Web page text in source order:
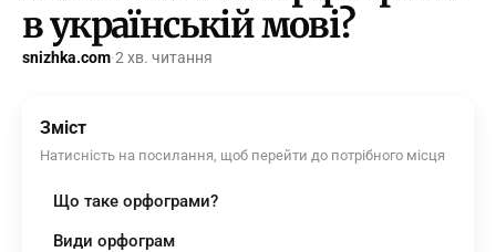
в українській мові?
snizhka.com·2 хв. читання
Зміст
Натисність на посилання, щоб перейти до потрібного місця
Що таке орфограми?
Види орфограм